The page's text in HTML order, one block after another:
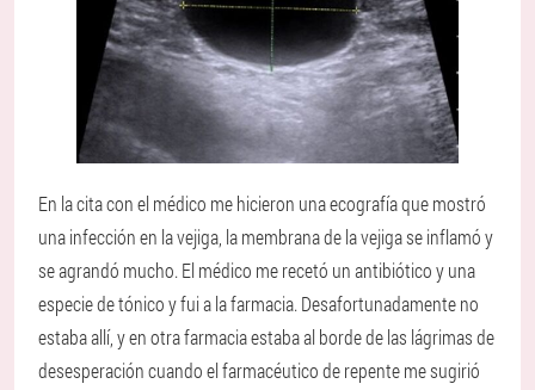
En la cita con el médico me hicieron una ecografía que mostró
una infección en la vejiga, la membrana de la vejiga se inflamó y
se agrandó mucho. El médico me recetó un antibiótico y una
especie de tónico y fui a la farmacia. Desafortunadamente no
estaba allí, y en otra farmacia estaba al borde de las lágrimas de
desesperación cuando el farmacéutico de repente me sugirió